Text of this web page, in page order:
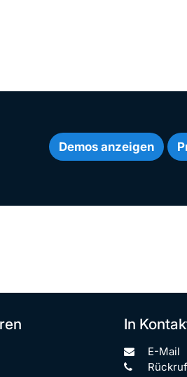
Demos anzeigen
In
E-Mail
Rückruf